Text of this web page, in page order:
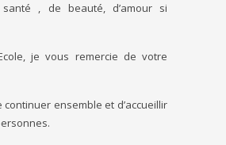
, de beauté, d’amour si
je vous remercie de votre
ensemble et d’accueillir